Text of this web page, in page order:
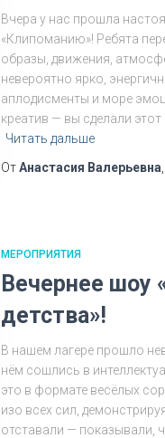
Вчера у нас прошла
«Клипоманию»! Ребята
образы, движения,
невероятно ярко,
аплодисменты и море
креатив — вы сделали
Читать дальше
ОтАнастасия Валерьевна
МЕРОПРИЯТИЯ
Вечернее шоу
детства»!
В нашем лагере прошло
нём сошлись в
это в формате весёлых
изо всех сил,
отставали — показывали,